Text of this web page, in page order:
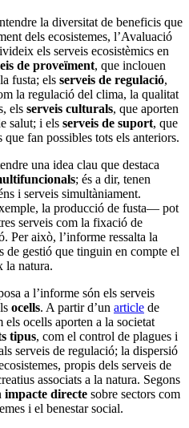
la diversitat de beneficis que
dels ecosistemes, l’Avaluació
els serveis ecosistèmics en
de proveïment, que inclouen
fusta; els serveis de regulació,
la regulació del clima, la qualitat
els serveis culturals, que aporten
salut; i els serveis de suport, que
fan possibles tots els anteriors.
una idea clau que destaca
; és a dir, tenen
i serveis simultàniament.
la producció de fusta— pot
serveis com la fixació de
Per això, l’informe ressalta la
de gestió que tinguin en compte el
la natura.
a l’informe són els serveis
ocells. A partir d’un article de
els ocells aporten a la societat
tipus, com el control de plagues i
serveis de regulació; la dispersió
propis dels serveis de
associats a la natura. Segons
impacte directe sobre sectors com
i el benestar social.